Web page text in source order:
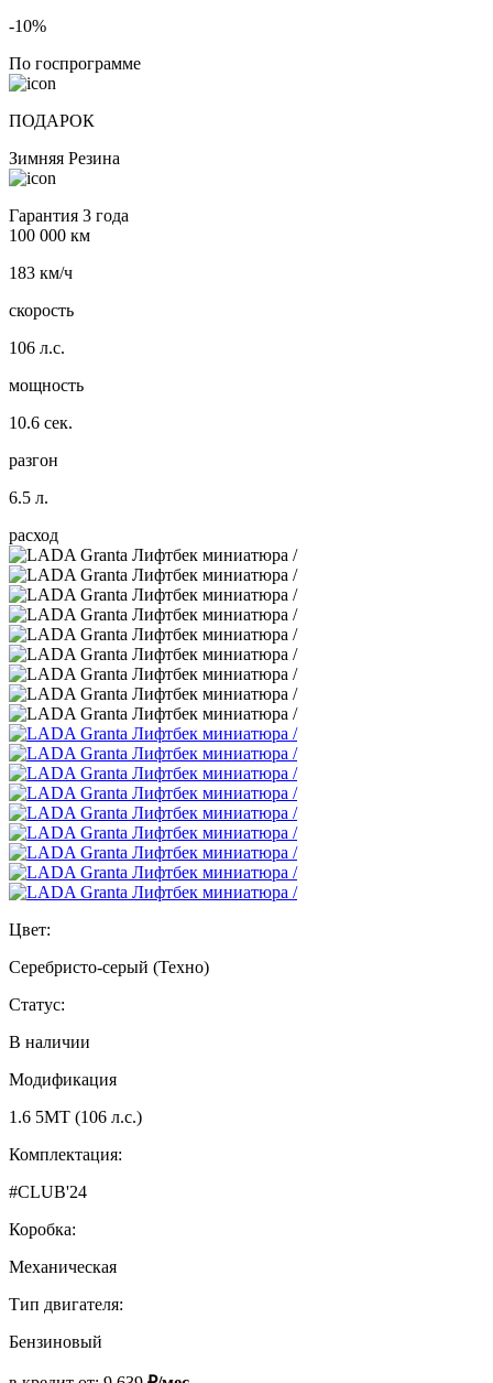
-10%
По госпрограмме
ПОДАРОК
Зимняя Резина
Гарантия 3 года
100 000 км
183 км/ч
скорость
106 л.с.
мощность
10.6 сек.
разгон
6.5 л.
расход
Цвет:
Серебристо-серый (Техно)
Статус:
В наличии
Модификация
1.6 5МТ (106 л.с.)
Комплектация:
#CLUB'24
Коробка:
Механическая
Тип двигателя:
Бензиновый